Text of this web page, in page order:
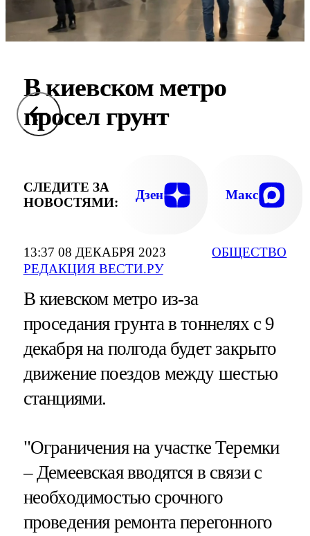
13:37 08 ДЕКАБРЯ 2023
РЕДАКЦИЯ ВЕСТИ.РУ
ОБЩЕСТВО
В киевском метро
просел грунт
СЛЕДИТЕ ЗА
НОВОСТЯМИ:
Дзен Макс
В киевском метро из-за
проседания грунта в тоннелях с 9
декабря на полгода будет закрыто
движение поездов между шестью
станциями.
"Ограничения на участке Теремки
– Демеевская вводятся в связи с
необходимостью срочного
проведения ремонта перегонного